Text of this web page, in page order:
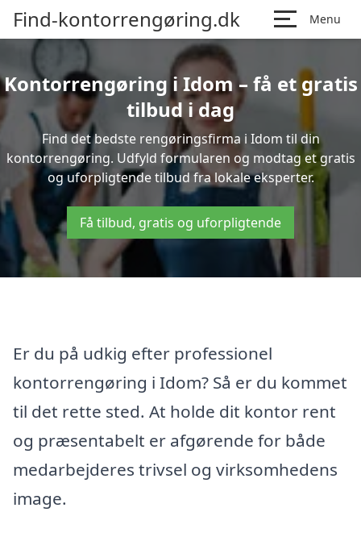
Find-kontorrengøring.dk Menu
Kontorrengøring i Idom – få et gratis
tilbud i dag
Find det bedste rengøringsfirma i Idom til din
kontorrengøring. Udfyld formularen og modtag et gratis
og uforpligtende tilbud fra lokale eksperter.
Få tilbud, gratis og uforpligtende
Er du på udkig efter professionel
kontorrengøring i Idom? Så er du kommet
til det rette sted. At holde dit kontor rent
og præsentabelt er afgørende for både
medarbejderes trivsel og virksomhedens
image.